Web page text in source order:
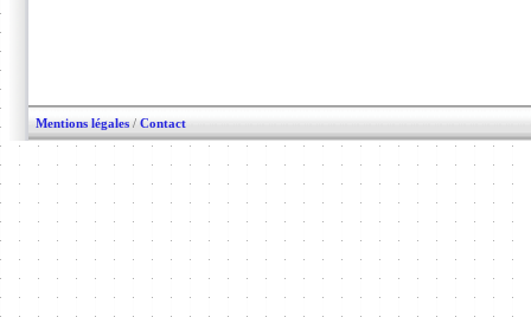
Mentions légales / Contact